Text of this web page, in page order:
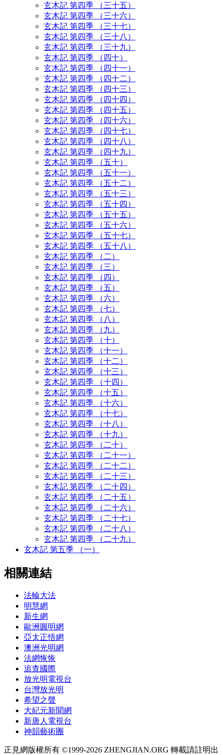
玄木記 第四季 （三十五）
玄木記 第四季 （三十六）
玄木記 第四季 （三十七）
玄木記 第四季 （三十八）
玄木記 第四季 （三十九）
玄木記 第四季 （四十）
玄木記 第四季 （四十一）
玄木記 第四季 （四十二）
玄木記 第四季 （四十三）
玄木記 第四季 （四十四）
玄木記 第四季 （四十五）
玄木記 第四季 （四十六）
玄木記 第四季 （四十七）
玄木記 第四季 （四十八）
玄木記 第四季 （四十九）
玄木記 第四季 （五十）
玄木記 第四季 （五十一）
玄木記 第四季 （五十二）
玄木記 第四季 （五十三）
玄木記 第四季 （五十四）
玄木記 第四季 （五十五）
玄木記 第四季 （五十六）
玄木記 第四季 （五十七）
玄木記 第四季 （五十八）
玄木記 第四季 （二）
玄木記 第四季 （三）
玄木記 第四季 （四）
玄木記 第四季 （五）
玄木記 第四季 （六）
玄木記 第四季 （七）
玄木記 第四季 （八）
玄木記 第四季 （九）
玄木記 第四季 （十）
玄木記 第四季 （十一）
玄木記 第四季 （十二）
玄木記 第四季 （十三）
玄木記 第四季 （十四）
玄木記 第四季 （十五）
玄木記 第四季 （十六）
玄木記 第四季 （十七）
玄木記 第四季 （十八）
玄木記 第四季 （十九）
玄木記 第四季 （二十）
玄木記 第四季 （二十一）
玄木記 第四季 （二十二）
玄木記 第四季 （二十三）
玄木記 第四季 （二十四）
玄木記 第四季 （二十五）
玄木記 第四季 （二十六）
玄木記 第四季 （二十七）
玄木記 第四季 （二十八）
玄木記 第四季 （二十九）
玄木記 第五季 （一）
相關連結
法輪大法
明慧網
新生網
歐洲圓明網
亞太正悟網
澳洲光明網
法網恢恢
追查國際
放光明電視台
台灣放光明
希望之聲
大紀元新聞網
新唐人電視台
神韻藝術團
正見網版權所有 ©1999-2026 ZHENGJIAN.ORG 轉載請註明出